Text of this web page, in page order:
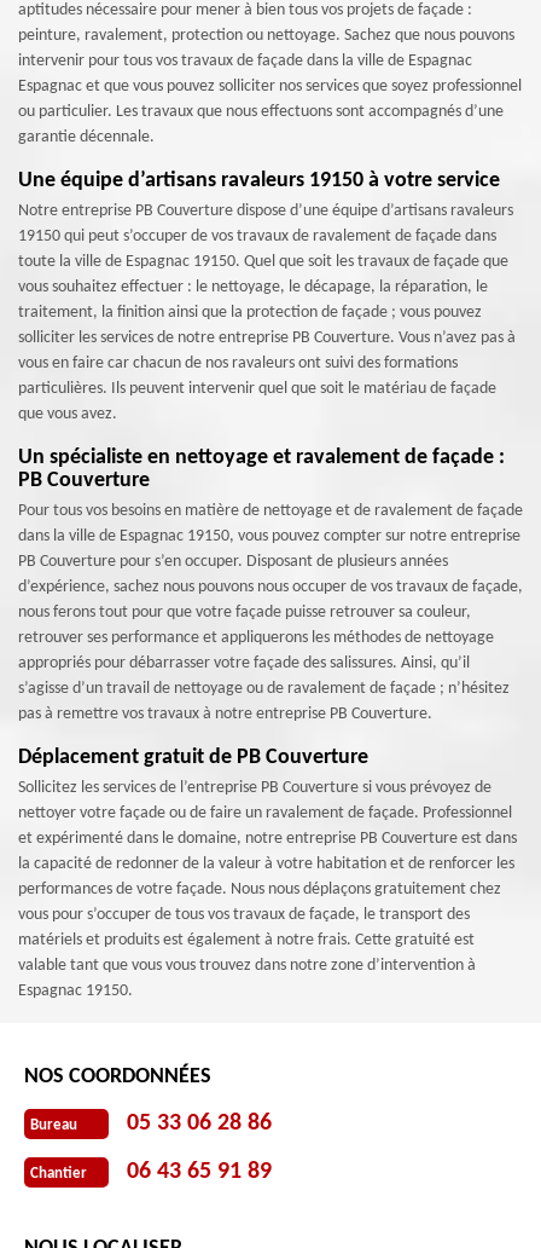
aptitudes nécessaire pour mener à bien tous vos projets de façade :
peinture, ravalement, protection ou nettoyage. Sachez que nous pouvons
intervenir pour tous vos travaux de façade dans la ville de Espagnac
Espagnac et que vous pouvez solliciter nos services que soyez professionnel
ou particulier. Les travaux que nous effectuons sont accompagnés d’une
garantie décennale.
Une équipe d’artisans ravaleurs 19150 à votre service
Notre entreprise PB Couverture dispose d’une équipe d’artisans ravaleurs
19150 qui peut s’occuper de vos travaux de ravalement de façade dans
toute la ville de Espagnac 19150. Quel que soit les travaux de façade que
vous souhaitez effectuer : le nettoyage, le décapage, la réparation, le
traitement, la finition ainsi que la protection de façade ; vous pouvez
solliciter les services de notre entreprise PB Couverture. Vous n’avez pas à
vous en faire car chacun de nos ravaleurs ont suivi des formations
particulières. Ils peuvent intervenir quel que soit le matériau de façade
que vous avez.
Un spécialiste en nettoyage et ravalement de façade :
PB Couverture
Pour tous vos besoins en matière de nettoyage et de ravalement de façade
dans la ville de Espagnac 19150, vous pouvez compter sur notre entreprise
PB Couverture pour s’en occuper. Disposant de plusieurs années
d’expérience, sachez nous pouvons nous occuper de vos travaux de façade,
nous ferons tout pour que votre façade puisse retrouver sa couleur,
retrouver ses performance et appliquerons les méthodes de nettoyage
appropriés pour débarrasser votre façade des salissures. Ainsi, qu’il
s’agisse d’un travail de nettoyage ou de ravalement de façade ; n’hésitez
pas à remettre vos travaux à notre entreprise PB Couverture.
Déplacement gratuit de PB Couverture
Sollicitez les services de l’entreprise PB Couverture si vous prévoyez de
nettoyer votre façade ou de faire un ravalement de façade. Professionnel
et expérimenté dans le domaine, notre entreprise PB Couverture est dans
la capacité de redonner de la valeur à votre habitation et de renforcer les
performances de votre façade. Nous nous déplaçons gratuitement chez
vous pour s’occuper de tous vos travaux de façade, le transport des
matériels et produits est également à notre frais. Cette gratuité est
valable tant que vous vous trouvez dans notre zone d’intervention à
Espagnac 19150.
NOS COORDONNÉES
Bureau 05 33 06 28 86
Chantier 06 43 65 91 89